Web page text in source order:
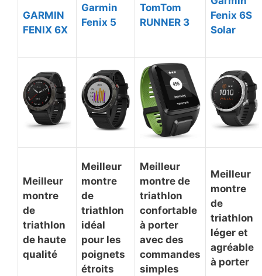
GARMIN
FENIX 6X
Garmin
Fenix 5
TomTom
RUNNER 3
Fenix 6S
Solar
Meilleur
montre
de
triathlon
de haute
qualité
Meilleur
montre
de
triathlon
idéal
pour les
poignets
étroits
Meilleur
montre de
triathlon
confortable
à porter
avec des
commandes
simples
Meilleur
montre
de
triathlon
léger et
agréable
à porter